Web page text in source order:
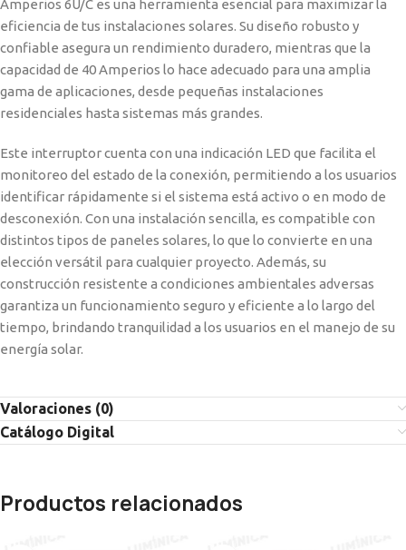
Amperios 6U/C es una herramienta esencial para maximizar la
eficiencia de tus instalaciones solares. Su diseño robusto y
confiable asegura un rendimiento duradero, mientras que la
capacidad de 40 Amperios lo hace adecuado para una amplia
gama de aplicaciones, desde pequeñas instalaciones
residenciales hasta sistemas más grandes.
Este interruptor cuenta con una indicación LED que facilita el
monitoreo del estado de la conexión, permitiendo a los usuarios
identificar rápidamente si el sistema está activo o en modo de
desconexión. Con una instalación sencilla, es compatible con
distintos tipos de paneles solares, lo que lo convierte en una
elección versátil para cualquier proyecto. Además, su
construcción resistente a condiciones ambientales adversas
garantiza un funcionamiento seguro y eficiente a lo largo del
tiempo, brindando tranquilidad a los usuarios en el manejo de su
energía solar.
Valoraciones (0)
Catálogo Digital
Productos relacionados